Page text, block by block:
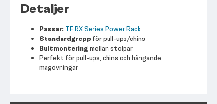
Detaljer
Passar: TF RX Series Power Rack
Standardgrepp för pull-ups/chins
Bultmontering mellan stolpar
Perfekt för pull-ups, chins och hängande
magövningar